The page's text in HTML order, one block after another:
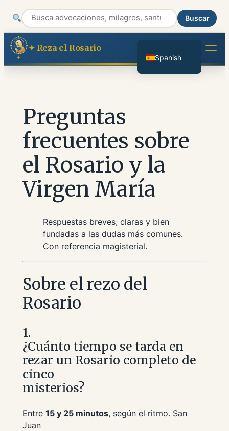
Buscar
Saltar
contenido
Reza el Rosario
Preguntas
frecuentes sobre
el Rosario y la
Virgen María
Respuestas breves, claras y bien
fundadas a las dudas más comunes.
Con referencia magisterial.
Sobre el rezo del
Rosario
1.
¿Cuánto tiempo se tarda en
rezar un Rosario completo de
cinco
misterios?
Entre 15 y 25 minutos, según el ritmo. San
Juan
Spanish
Portuguese